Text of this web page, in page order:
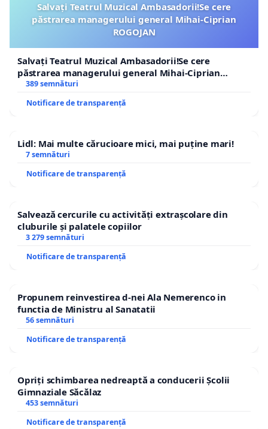
Salvați Teatrul Muzical Ambasadorii!Se cere
păstrarea managerului general Mihai-Ciprian
ROGOJAN
Salvați Teatrul Muzical Ambasadorii!Se cere
păstrarea managerului general Mihai-Ciprian
ROGOJAN
389 semnături
Notificare de transparență
Lidl: Mai multe cărucioare mici, mai puține mari!
7 semnături
Notificare de transparență
Salvează cercurile cu activități extrașcolare din
cluburile și palatele copiilor
3 279 semnături
Notificare de transparență
Propunem reinvestirea d-nei Ala Nemerenco in
functia de Ministru al Sanatatii
56 semnături
Notificare de transparență
Opriți schimbarea nedreaptă a conducerii Școlii
Gimnaziale Săcălaz
453 semnături
Notificare de transparență